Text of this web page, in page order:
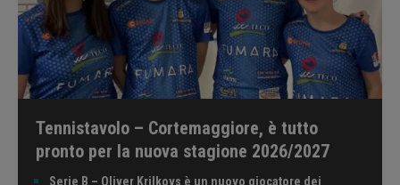
Tennistavolo – Cortemaggiore, è tutto
pronto per la nuova stagione 2026/2027
Serie B – Oliver Krilkovs è un nuovo giocatore dei